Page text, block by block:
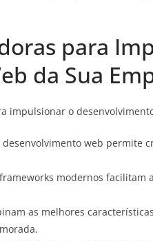
para
da Sua
impulsionar o
desenvolvimento web permite
modernos facilitam
as melhores